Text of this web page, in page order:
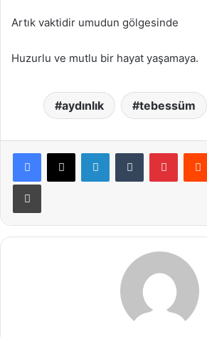
Artık vaktidir umudun gölgesinde
Huzurlu ve mutlu bir hayat yaşamaya.
aydınlık tebessüm
LinkedInTumblr
Yazdır